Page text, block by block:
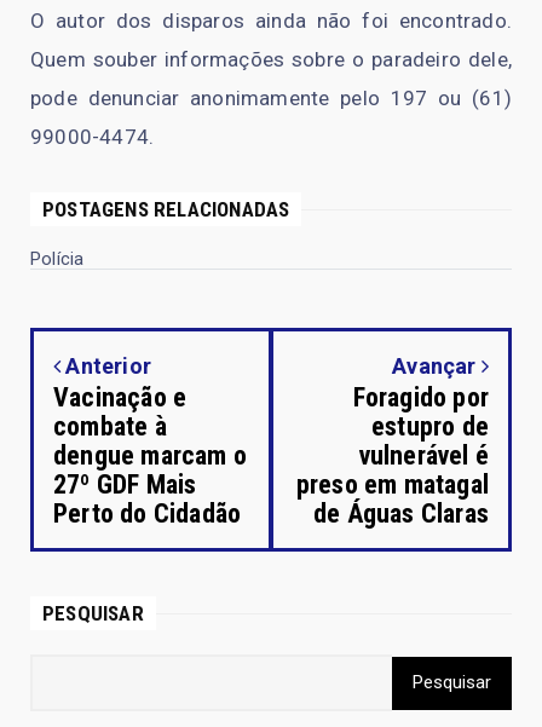
O autor dos disparos ainda não foi encontrado.
Quem souber informações sobre o paradeiro dele,
pode denunciar anonimamente pelo 197 ou (61)
99000-4474.
POSTAGENS RELACIONADAS
Polícia
Anterior
Vacinação e
combate à
dengue marcam o
27º GDF Mais
Perto do Cidadão
Avançar
Foragido por
estupro de
vulnerável é
preso em matagal
de Águas Claras
PESQUISAR